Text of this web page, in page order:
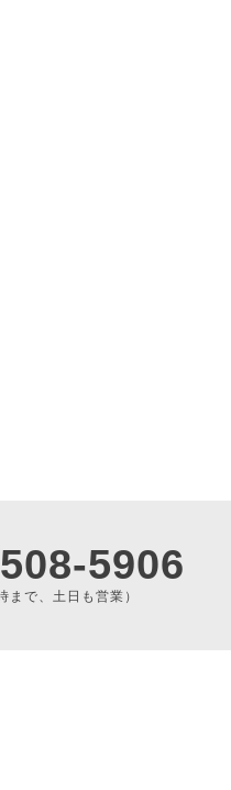
5906
まで、土日も営業）